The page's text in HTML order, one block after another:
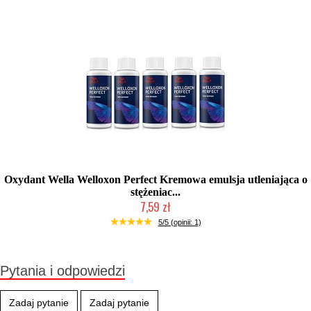
Oxydant Wella Welloxon Perfect Kremowa emulsja utleniająca o
stężeniac...
7,59 zł
Duża ilość (wysyłka w 24h)
5/5 (opinii: 1)
Pytania i odpowiedzi
Zadaj pytanie Zadaj pytanie